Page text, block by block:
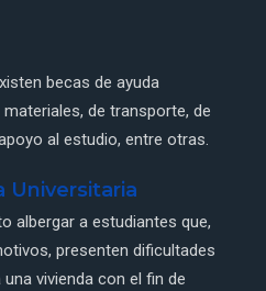
becas de ayuda
de transporte, de
al estudio, entre otras.
Universitaria
albergar a estudiantes que,
presenten dificultades
vivienda con el fin de